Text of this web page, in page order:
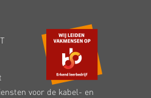
voor de kabel- en